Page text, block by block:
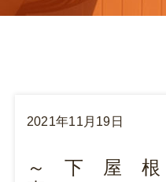
2021年11月19日
～ 下 屋